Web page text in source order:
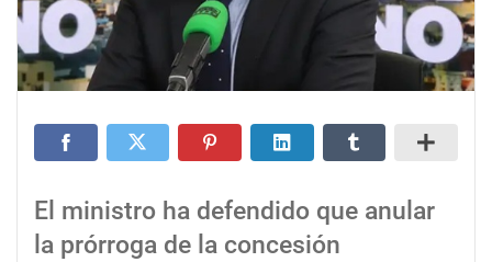
El ministro ha defendido que anular
la prórroga de la concesión